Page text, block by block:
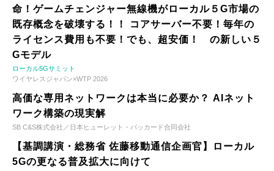
命！ゲームチェンジャー無線機がローカル５G市場の
既存概念を破壊する！！ コアサーバー不要！毎年の
ライセンス費用も不要！でも、超安価！ の新しい５
Gモデル
ローカル5Gサミット
ワイヤレスジャパン×WTP 2026
高価な専用ネットワークは本当に必要か？ AIネット
ワーク構築の現実解
SB C&S株式会社／日本ヒューレット・パッカード合同会社
【基調講演・総務省 佐藤移動通信企画官】ローカル
5Gの更なる普及拡大に向けて